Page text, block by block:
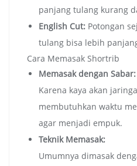
panjang tulang kurang
English Cut: Potongan
tulang bisa lebih
Cara Memasak Shortrib
Memasak dengan Sabar:
Karena kaya akan
membutuhkan waktu
agar menjadi empuk.
Teknik Memasak:
Umumnya dimasak